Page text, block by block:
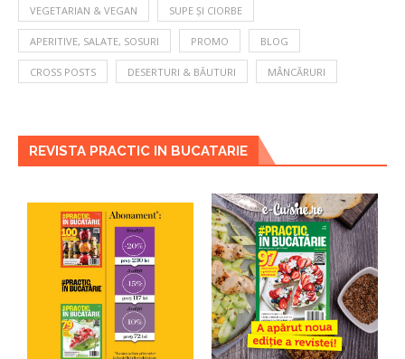
VEGETARIAN & VEGAN SUPE ȘI CIORBE
APERITIVE, SALATE, SOSURI PROMO BLOG
CROSS POSTS DESERTURI & BĂUTURI MÂNCĂRURI
REVISTA PRACTIC IN BUCATARIE